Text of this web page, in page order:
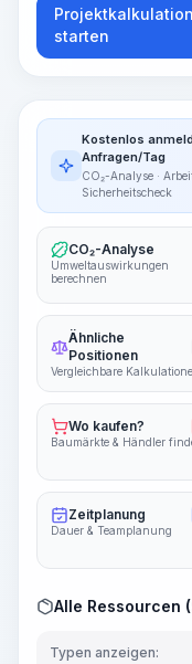
starten
Kostenlos
Anfragen/Tag
CO₂-Analyse ·
Sicherheitscheck
CO₂-Analyse
Umweltauswirkungen
berechnen
Ähnliche
Positionen
Vergleichbare
Wo kaufen?
Baumärkte & Händler
Zeitplanung
Dauer & Teamplanung
Alle Ressourcen
Typen anzeigen: